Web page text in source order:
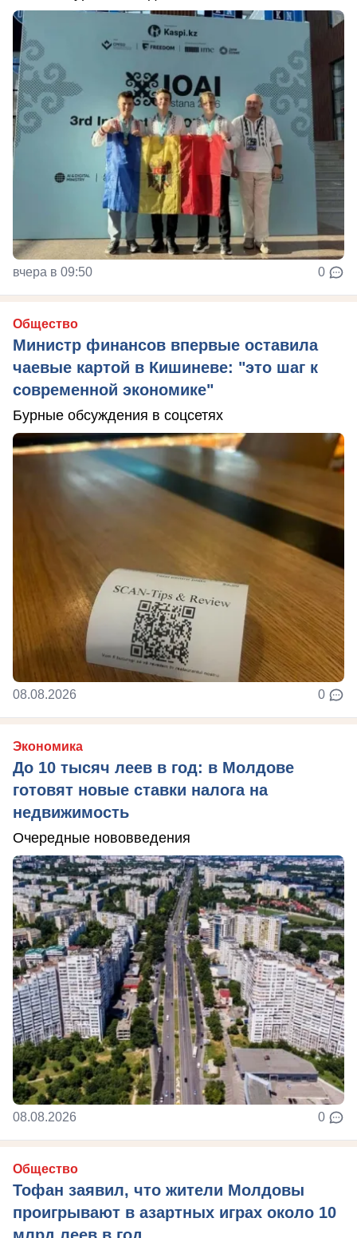
вчера в 09:50 0
Общество
Министр финансов впервые оставила
чаевые картой в Кишиневе: "это шаг к
современной экономике"
Бурные обсуждения в соцсетях
08.08.2026 0
Экономика
До 10 тысяч леев в год: в Молдове
готовят новые ставки налога на
недвижимость
Очередные нововведения
08.08.2026 0
Общество
Тофан заявил, что жители Молдовы
проигрывают в азартных играх около 10